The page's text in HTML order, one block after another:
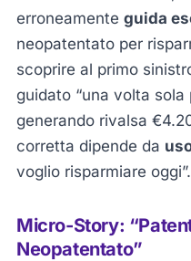
erroneamente guida
neopatentato per
scoprire al primo
guidato “una volta
generando rivalsa
corretta dipende da
voglio risparmiare oggi”.
Micro-Story:
Neopatentato”